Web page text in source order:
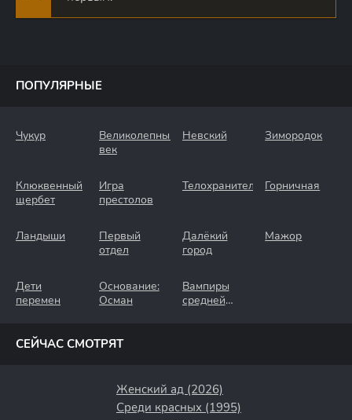
ПОПУЛЯРНЫЕ
Чукур
Великолепный
век
Невский Зимородок
Клюквенный
щербет
Игра
престолов
Телохранители Горничная
Ландыши
Первый
отдел
Далёкий
город
Мажор
Дети
перемен
Основание:
Осман
Вампиры
средней
СЕЙЧАС СМОТРЯТ
Женский ад (2026)
Среди красных (1995)